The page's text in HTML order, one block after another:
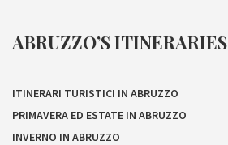
ABRUZZO’S ITINERARIES
ITINERARI TURISTICI IN ABRUZZO
PRIMAVERA ED ESTATE IN ABRUZZO
INVERNO IN ABRUZZO